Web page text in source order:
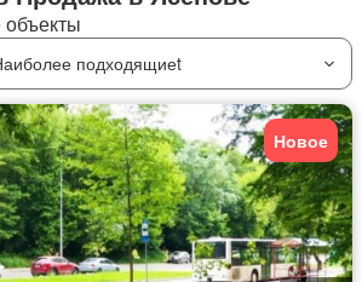
подходящиеt
Новое